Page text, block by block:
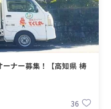
ーナー募集！【高知県 梼
36